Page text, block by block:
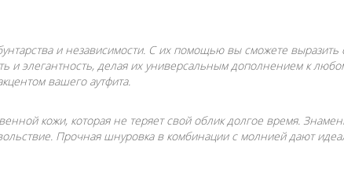
и независимости. С их помощью вы сможете выразить
и элегантность, делая их универсальным дополнением к
вашего аутфита.
кожи, которая не теряет свой облик долгое время.
Прочная шнуровка в комбинации с молнией дают